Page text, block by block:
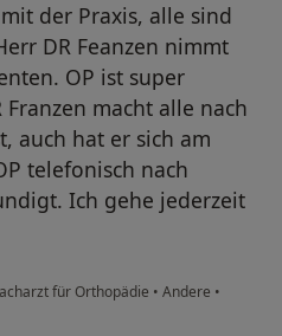
der Praxis, alle sind
DR Feanzen nimmt
OP ist super
macht alle nach
auch hat er sich am
telefonisch nach
Ich gehe jederzeit
für Orthopädie • Andere •